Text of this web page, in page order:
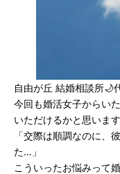
自由が丘 結婚相談所🌙
今回も婚活女子からい
いただけるかと思いま
「交際は順調なのに、
た…」
こういったお悩みって